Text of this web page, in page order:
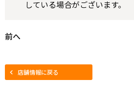
している場合がございます。
前へ
店舗情報に戻る